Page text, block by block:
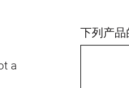
a
下列产品